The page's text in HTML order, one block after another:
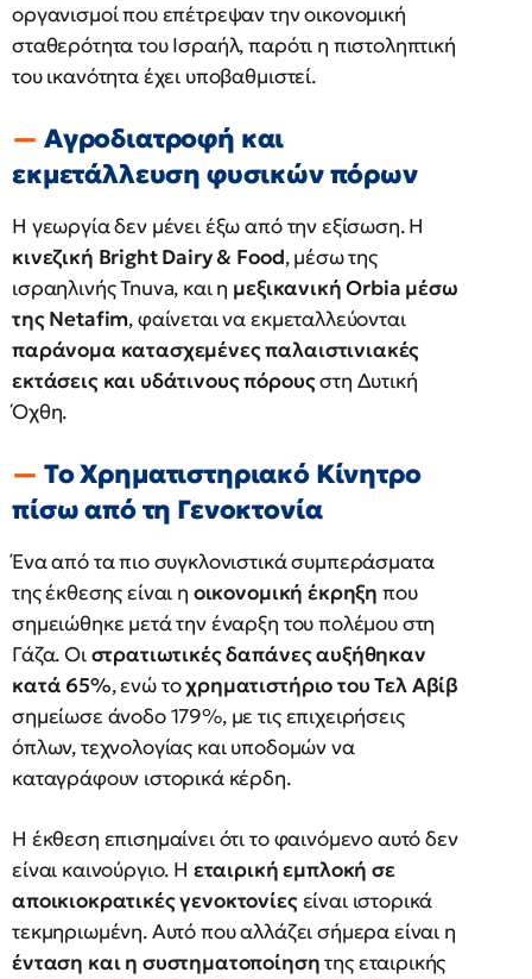
οργανισμοί που επέτρεψαν την οικονομική
σταθερότητα του Ισραήλ, παρότι η πιστοληπτική
του ικανότητα έχει υποβαθμιστεί.
Αγροδιατροφή και
εκμετάλλευση φυσικών πόρων
Η γεωργία δεν μένει έξω από την εξίσωση. Η
κινεζική Bright Dairy & Food, μέσω της
ισραηλινής Tnuva, και η μεξικανική Orbia μέσω
της Netafim, φαίνεται να εκμεταλλεύονται
παράνομα κατασχεμένες παλαιστινιακές
εκτάσεις και υδάτινους πόρουςστη Δυτική
Όχθη.
Το Χρηματιστηριακό Κίνητρο
πίσω από τη Γενοκτονία
Ένα από τα πιο συγκλονιστικά συμπεράσματα
της έκθεσης είναι η οικονομική έκρηξη που
σημειώθηκε μετά την έναρξη του πολέμου στη
Γάζα. Οιστρατιωτικές δαπάνες αυξήθηκαν
κατά 65%, ενώ τοχρηματιστήριο του Τελ Αβίβ
σημείωσε άνοδο 179%, με τις επιχειρήσεις
όπλων, τεχνολογίας και υποδομών να
καταγράφουν ιστορικά κέρδη.
Η έκθεση επισημαίνει ότι το φαινόμενο αυτό δεν
είναι καινούργιο. Η εταιρική εμπλοκή σε
αποικιοκρατικές γενοκτονίεςείναι ιστορικά
τεκμηριωμένη. Αυτό που αλλάζει σήμερα είναι η
ένταση και η συστηματοποίησητης εταιρικής